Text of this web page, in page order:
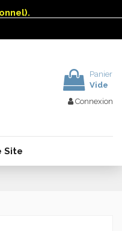
Panier
Vide
Connexion
Site